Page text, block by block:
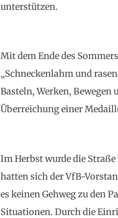
unterstützen.
Mit dem Ende des
„Schneckenlahm und
Basteln, Werken, Bewegen
Überreichung einer
Im Herbst wurde die
hatten sich der VfB-
es keinen Gehweg zu den
Situationen. Durch die